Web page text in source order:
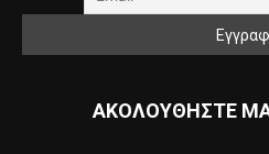
ΑΚΟΛΟΥΘΗΣΤΕ